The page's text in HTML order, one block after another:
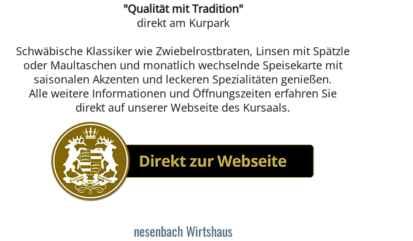
"Qualität mit Tradition"
direkt am Kurpark
Schwäbische Klassiker wie Zwiebelrostbraten, Linsen mit Spätzle
oder Maultaschen und monatlich wechselnde Speisekarte mit
saisonalen Akzenten und leckeren Spezialitäten genießen.
Alle weitere Informationen und Öffnungszeiten erfahren Sie
direkt auf unserer Webseite des Kursaals.
nesenbach Wirtshaus